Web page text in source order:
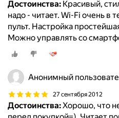
Достоинства: Красивый,
надо - читает. Wi-Fi очень в
пульт. Настройка
Можно управлять со
Анонимный
27 сентября 2012
Достоинства:Хорошо, что